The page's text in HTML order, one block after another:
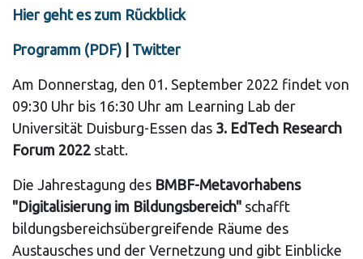
Hier geht es zum Rückblick
Programm (PDF) Twitter
Am Donnerstag, den 01. September 2022 findet von
09:30 Uhr bis 16:30 Uhr am Learning Lab der
Universität Duisburg-Essen das 3. EdTech Research
Forum 2022 statt.
Die Jahrestagung des BMBF-Metavorhabens
"Digitalisierung im Bildungsbereich" schafft
bildungsbereichsübergreifende Räume des
Austausches und der Vernetzung und gibt Einblicke